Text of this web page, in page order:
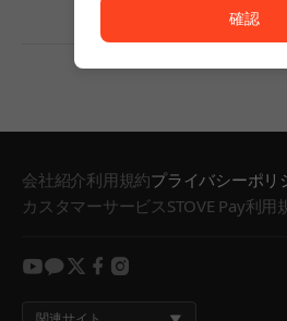
会社紹介利用規約プライバシーポリ
カスタマーサービスSTOVE Pay利用
youtube
kakao
twitter
facebook
instagram
確認